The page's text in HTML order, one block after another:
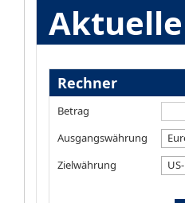
Rechner
Betrag
Ausgangswährung
Zielwährung